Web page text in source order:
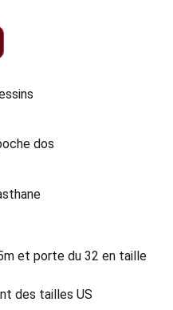
dos
et porte du 32 en taille
des tailles US